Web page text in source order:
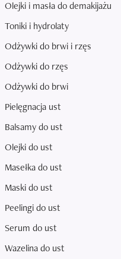
Olejki i masła do demakijażu
Toniki i hydrolaty
Odżywki do brwi i rzęs
Odżywki do rzęs
Odżywki do brwi
Pielęgnacja ust
Balsamy do ust
Olejki do ust
Masełka do ust
Maski do ust
Peelingi do ust
Serum do ust
Wazelina do ust